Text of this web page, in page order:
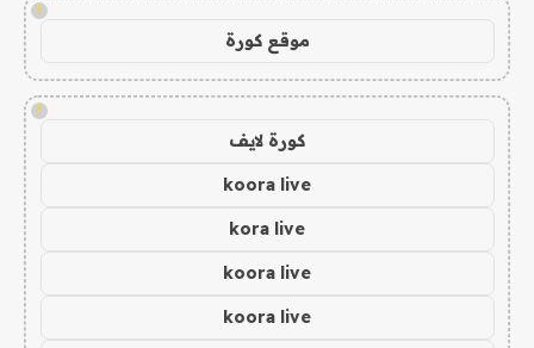
!
موقع كورة
!
كورة لايف
koora live
kora live
koora live
koora live